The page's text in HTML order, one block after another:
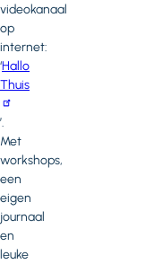
videokanaal
op
internet:
‘Hallo
Thuis
’.
Met
workshops,
een
eigen
journaal
en
leuke